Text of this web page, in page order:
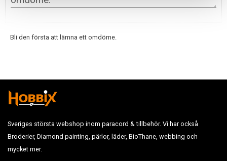
Bli den första att lämna ett omdöme.
Sveriges största webshop inom paracord & tillbehör. Vi har också
Broderier, Diamond painting, pärlor, läder, BioThane, webbing och
mycket mer.